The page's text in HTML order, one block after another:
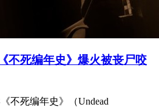
不死编年史》爆火被丧尸咬
不死编年史》（Undead